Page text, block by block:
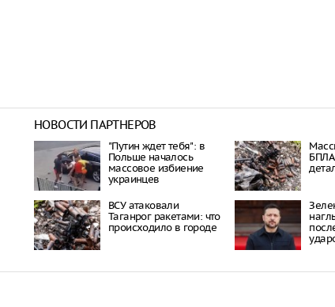
НОВОСТИ ПАРТНЕРОВ
"Путин ждет тебя": в
Польше началось
массовое избиение
украинцев
ВСУ атаковали
Таганрог ракетами: что
происходило в городе